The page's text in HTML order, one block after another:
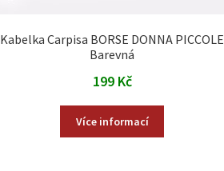
Kabelka Carpisa BORSE DONNA PICCOLE
Barevná
199 Kč
Více informací